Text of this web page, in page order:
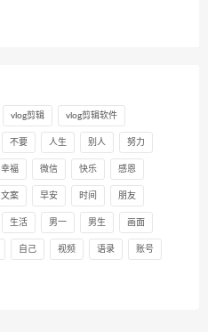
vlog剪辑 vlog剪辑软件
不要 人生 别人 努力
幸福 微信 快乐 感恩
文案 早安 时间 朋友
生活 男一 男生 画面
自己 视频 语录 账号